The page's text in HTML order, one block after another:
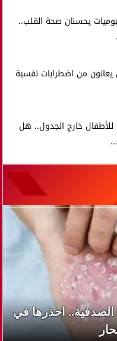
يحسنان صحة القلب..
يعانون من اضطرابات نفسية
خارج الجدول.. هل
الصدفية.. احذرها في